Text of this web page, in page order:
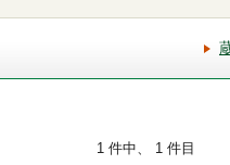
1 件中、 1 件目